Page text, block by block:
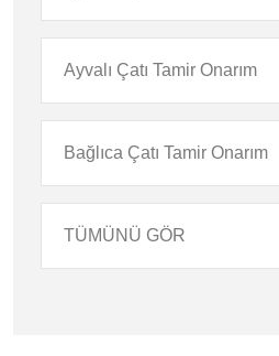
Ayvalı Çatı Tamir Onarım
Bağlıca Çatı Tamir Onarım
TÜMÜNÜ GÖR